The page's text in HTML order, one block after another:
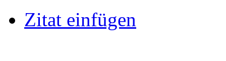
Zitat einfügen